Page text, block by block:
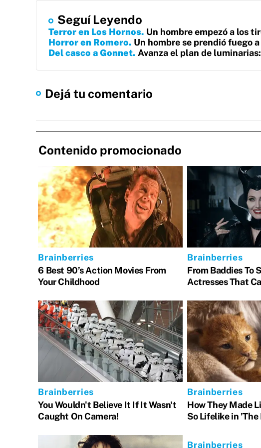
Seguí Leyendo
Terror en Los Hornos Un hombre empezó a los
Horror en Romero Un hombre se prendió fuego
Del casco a Gonnet Avanza el plan de
Dejá tu comentario